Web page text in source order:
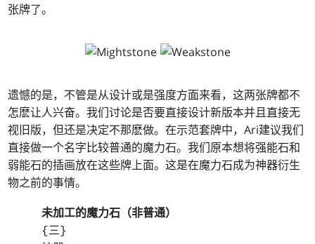
张牌了。
遗憾的是，不管是从设计或是强度方面来看，这两张牌都不
怎麽让人兴奋。我们讨论是否要直接设计新版本并且直接无
视旧版，但还是决定不那麽做。在示范套牌中，Ari建议我们
直接做一个名字比较普通的魔力石。我们原本想将强能石和
弱能石的插画放在这些牌上面。这是在魔力石成为神器衍生
物之前的事情。
未加工的魔力石（非普通）
{三}